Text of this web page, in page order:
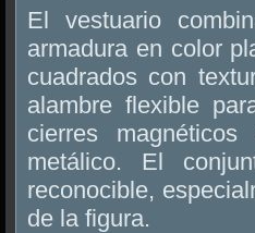
El vestuario
armadura en color
cuadrados con
alambre flexible
cierres
metálico. El
reconocible,
de la figura.